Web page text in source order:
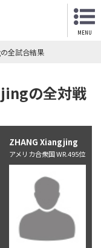
MENU
全試合結果
の全対戦
ZHANG Xiangjing
アメリカ合衆国 WR.495位